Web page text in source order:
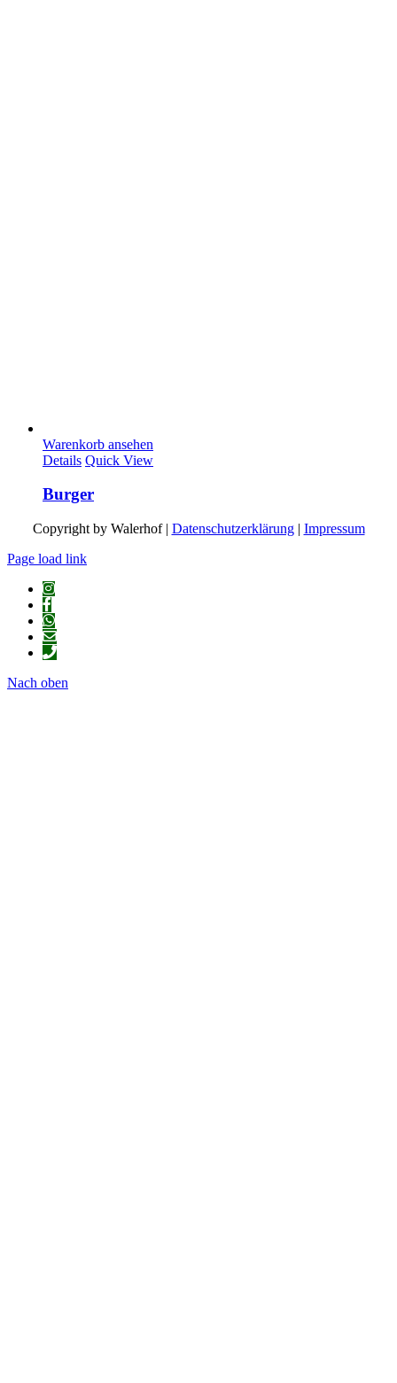
Warenkorb ansehen
Details Quick View
Burger
Copyright by Walerhof | Datenschutzerklärung| Impressum
Page load link
Nach oben